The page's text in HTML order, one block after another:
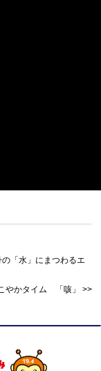
「水」にまつわるエ
やかタイム 「咳」